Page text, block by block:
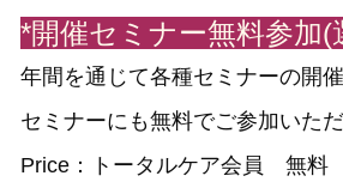
*開催セミナー無料参加(
年間を通じて各種セミナーの開
セミナーにも無料でご参加いただ
Price：トータルケア会員 無料